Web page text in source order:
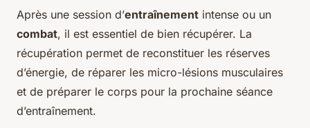
Après une session d’entraînement intense ou un
combat, il est essentiel de bien récupérer. La
récupération permet de reconstituer les réserves
d’énergie, de réparer les micro-lésions musculaires
et de préparer le corps pour la prochaine séance
d’entraînement.